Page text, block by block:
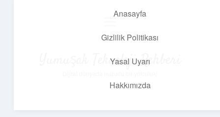
Anasayfa
Gizlilik Politikası
Yasal Uyarı
Hakkımızda
Yumuşak Teknoloji Rehberi